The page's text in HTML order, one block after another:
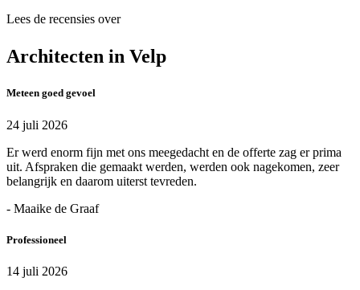
Lees de recensies over
Architecten in Velp
Meteen goed gevoel
24 juli 2026
Er werd enorm fijn met ons meegedacht en de offerte zag er prima
uit. Afspraken die gemaakt werden, werden ook nagekomen, zeer
belangrijk en daarom uiterst tevreden.
- Maaike de Graaf
Professioneel
14 juli 2026